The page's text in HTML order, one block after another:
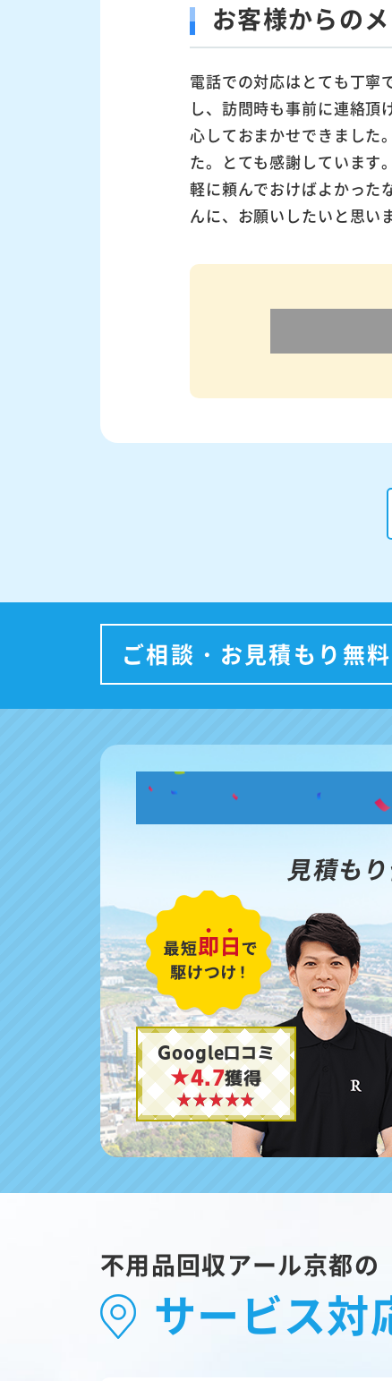
お客様からの
電話での対応はとても丁寧
し、訪問時も事前に連絡頂
心しておまかせできました
た。とても感謝しています
軽に頼んでおけばよかった
んに、お願いしたいと思い
ご相談・お見積もり無料
Google口コミ
★4.7獲得
見積も
不用品回収アール京都の
サービス対